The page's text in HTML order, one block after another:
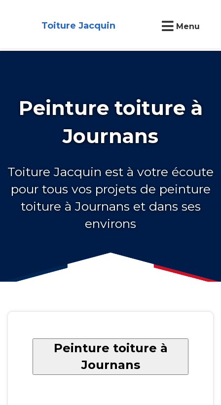
Toiture Jacquin Menu
Peinture toiture à
Journans
Toiture Jacquin est à votre écoute
pour tous vos projets de peinture
toiture à Journans et dans ses
environs
Peinture toiture à
Journans